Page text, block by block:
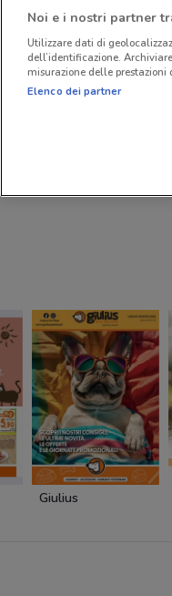
Giulius
Noi e i nostri partner
Utilizzare dati di
dell’identificazione.
misurazione delle
Elenco dei partner